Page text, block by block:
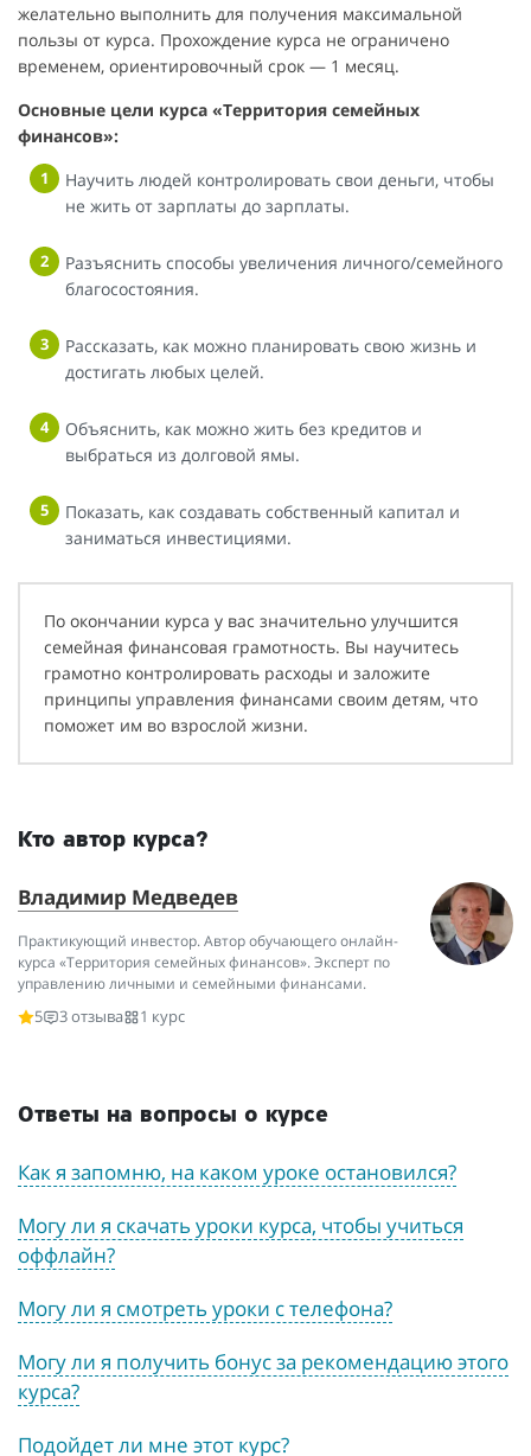
желательно выполнить для получения максимальной
пользы от курса. Прохождение курса не ограничено
временем, ориентировочный срок — 1 месяц.
Основные цели курса «Территория семейных
финансов»:
Научить людей контролировать свои деньги, чтобы
не жить от зарплаты до зарплаты.
Разъяснить способы увеличения личного/семейного
благосостояния.
Рассказать, как можно планировать свою жизнь и
достигать любых целей.
Объяснить, как можно жить без кредитов и
выбраться из долговой ямы.
Показать, как создавать собственный капитал и
заниматься инвестициями.
По окончании курса у вас значительно улучшится
семейная финансовая грамотность. Вы научитесь
грамотно контролировать расходы и заложите
принципы управления финансами своим детям, что
поможет им во взрослой жизни.
Кто автор курса?
Владимир Медведев
Практикующий инвестор. Автор обучающего онлайн-
курса «Территория семейных финансов». Эксперт по
управлению личными и семейными финансами.
5
3 отзыва 1 курс
Ответы на вопросы о курсе
Как я запомню, на каком уроке остановился?
Могу ли я скачать уроки курса, чтобы учиться
оффлайн?
Могу ли я смотреть уроки с телефона?
Могу ли я получить бонус за рекомендацию этого
курса?
Подойдет ли мне этот курс?